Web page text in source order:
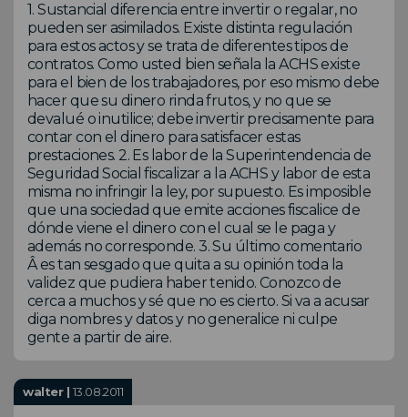
1. Sustancial diferencia entre invertir o regalar, no
pueden ser asimilados. Existe distinta regulación
para estos actos y se trata de diferentes tipos de
contratos. Como usted bien señala la ACHS existe
para el bien de los trabajadores, por eso mismo debe
hacer que su dinero rinda frutos, y no que se
devalué o inutilice; debe invertir precisamente para
contar con el dinero para satisfacer estas
prestaciones. 2. Es labor de la Superintendencia de
Seguridad Social fiscalizar a la ACHS y labor de esta
misma no infringir la ley, por supuesto. Es imposible
que una sociedad que emite acciones fiscalice de
dónde viene el dinero con el cual se le paga y
además no corresponde. 3. Su último comentario
Â es tan sesgado que quita a su opinión toda la
validez que pudiera haber tenido. Conozco de
cerca a muchos y sé que no es cierto. Si va a acusar
diga nombres y datos y no generalice ni culpe
gente a partir de aire.
walter | 13.08.2011